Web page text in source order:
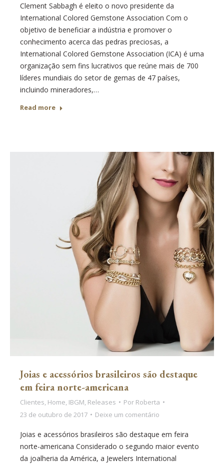
Clement Sabbagh é eleito o novo presidente da
International Colored Gemstone Association Com o
objetivo de beneficiar a indústria e promover o
conhecimento acerca das pedras preciosas, a
International Colored Gemstone Association (ICA) é uma
organização sem fins lucrativos que reúne mais de 700
líderes mundiais do setor de gemas de 47 países,
incluindo mineradores,…
Read more
Joias e acessórios brasileiros são destaque
em feira norte-americana
Clientes, Home, IBGM, Releases Por Roberta
23 de outubro de 2017
Deixe um comentário
Joias e acessórios brasileiros são destaque em feira
norte-americana Considerado o segundo maior evento
da joalheria da América, a Jewelers International